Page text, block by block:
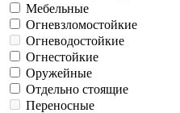
Мебельные
Огневзломостойкие
Огневодостойкие
Огнестойкие
Оружейные
Отдельно стоящие
Переносные